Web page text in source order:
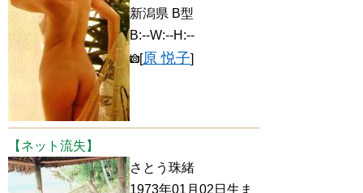
新潟県 B型
B:--W:--H:--
[原 悦子]
【ネット流失】
さとう珠緒
1973年01月02日生ま